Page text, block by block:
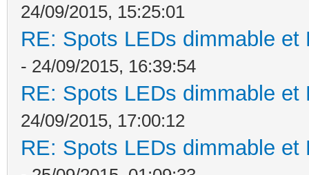
24/09/2015, 15:25:01
RE: Spots LEDs dimmable
- 24/09/2015, 16:39:54
RE: Spots LEDs dimmable
24/09/2015, 17:00:12
RE: Spots LEDs dimmable